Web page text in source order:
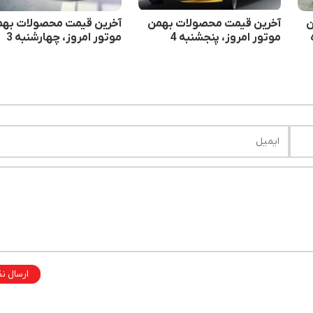
آخرین قیمت محصولات بهمن
موتور امروز، پنجشنبه 4
آخرین قیمت محصولات
موتور امروز، چهارشنبه 3
ارسال